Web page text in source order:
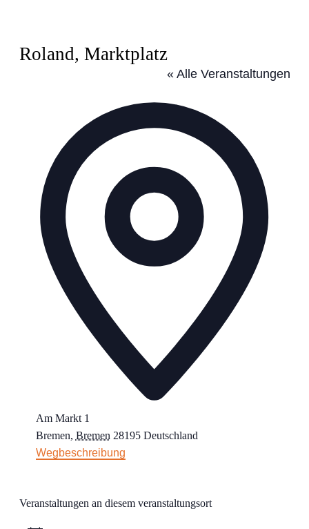
Roland, Marktplatz
« Alle Veranstaltungen
Am Markt 1
Bremen, Bremen 28195 Deutschland
Wegbeschreibung
Veranstaltungen an diesem veranstaltungsort